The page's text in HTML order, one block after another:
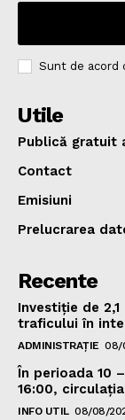
Sunt de acord
Utile
Publică gratuit
Contact
Emisiuni
Prelucrarea
Recente
Investiție de
traficului în
ADMINISTRAȚIE 08/
În perioada 10
16:00,
INFO UTIL 08/08/